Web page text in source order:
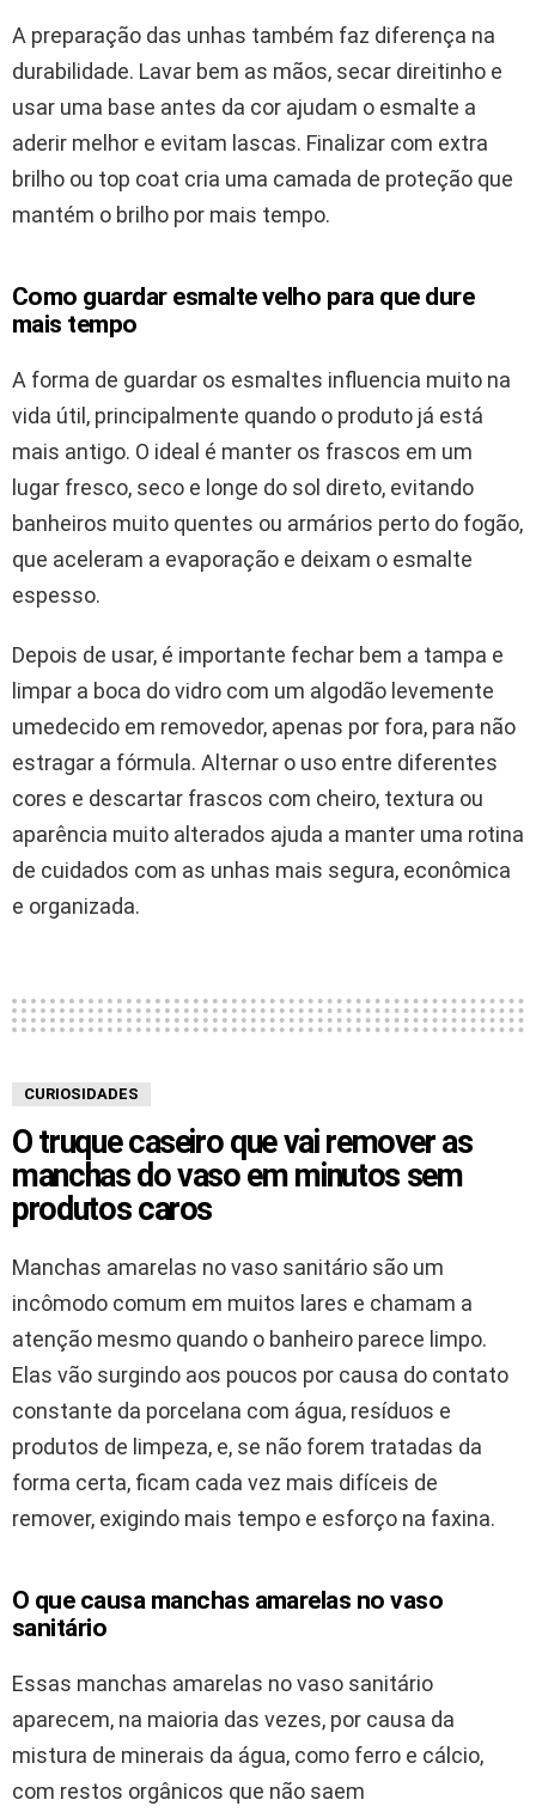
A preparação das unhas também faz diferença na
durabilidade. Lavar bem as mãos, secar direitinho e
usar uma base antes da cor ajudam o esmalte a
aderir melhor e evitam lascas. Finalizar com extra
brilho ou top coat cria uma camada de proteção que
mantém o brilho por mais tempo.
Como guardar esmalte velho para que dure
mais tempo
A forma de guardar os esmaltes influencia muito na
vida útil, principalmente quando o produto já está
mais antigo. O ideal é manter os frascos em um
lugar fresco, seco e longe do sol direto, evitando
banheiros muito quentes ou armários perto do fogão,
que aceleram a evaporação e deixam o esmalte
espesso.
Depois de usar, é importante fechar bem a tampa e
limpar a boca do vidro com um algodão levemente
umedecido em removedor, apenas por fora, para não
estragar a fórmula. Alternar o uso entre diferentes
cores e descartar frascos com cheiro, textura ou
aparência muito alterados ajuda a manter uma rotina
de cuidados com as unhas mais segura, econômica
e organizada.
CURIOSIDADES
O truque caseiro que vai remover as
manchas do vaso em minutos sem
produtos caros
Manchas amarelas no vaso sanitário são um
incômodo comum em muitos lares e chamam a
atenção mesmo quando o banheiro parece limpo.
Elas vão surgindo aos poucos por causa do contato
constante da porcelana com água, resíduos e
produtos de limpeza, e, se não forem tratadas da
forma certa, ficam cada vez mais difíceis de
remover, exigindo mais tempo e esforço na faxina.
O que causa manchas amarelas no vaso
sanitário
Essas manchas amarelas no vaso sanitário
aparecem, na maioria das vezes, por causa da
mistura de minerais da água, como ferro e cálcio,
com restos orgânicos que não saem